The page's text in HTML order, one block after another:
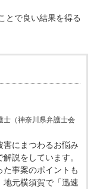
とで良い結果を得る
（神奈川県弁護士会
害にまつわるお悩み
説をしています。
た事案のポイントも
地元横須賀で「迅速